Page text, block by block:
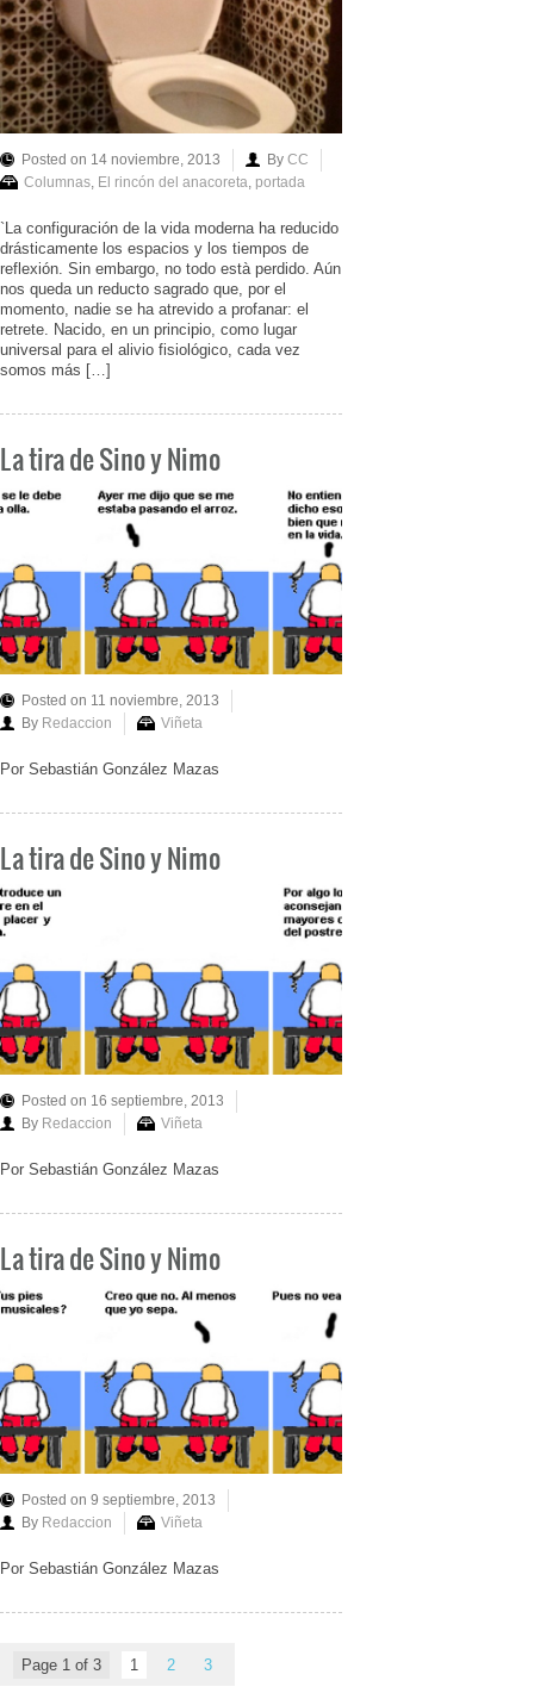
Posted on 14 noviembre, 2013 By CC
Columnas, El rincón del anacoreta, portada
`La configuración de la vida moderna ha reducido
drásticamente los espacios y los tiempos de
reflexión. Sin embargo, no todo està perdido. Aún
nos queda un reducto sagrado que, por el
momento, nadie se ha atrevido a profanar: el
retrete. Nacido, en un principio, como lugar
universal para el alivio fisiológico, cada vez
somos más […]
La tira de Sino y Nimo
Posted on 11 noviembre, 2013
By Redaccion Viñeta
Por Sebastián González Mazas
La tira de Sino y Nimo
Posted on 16 septiembre, 2013
By Redaccion Viñeta
Por Sebastián González Mazas
La tira de Sino y Nimo
Posted on 9 septiembre, 2013
By Redaccion Viñeta
Por Sebastián González Mazas
Page 1 of 3 1 2 3